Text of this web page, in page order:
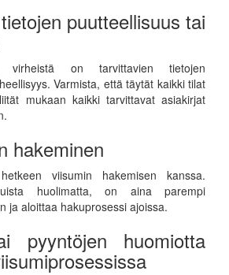
puutteellisuus tai
virheistä on tarvittavien tietojen
Varmista, että täytät kaikki tilat
mukaan kaikki tarvittavat asiakirjat
hakeminen
viisumin hakemisen kanssa.
huolimatta, on aina parempi
ja aloittaa hakuprosessi ajoissa.
pyyntöjen huomiotta